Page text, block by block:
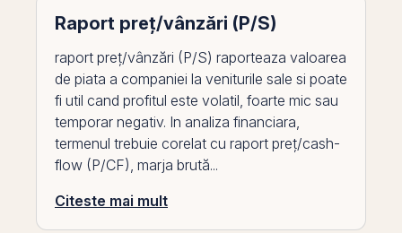
Raport preț/vânzări (P/S)
raport preț/vânzări (P/S) raporteaza valoarea
de piata a companiei la veniturile sale si poate
fi util cand profitul este volatil, foarte mic sau
temporar negativ. In analiza financiara,
termenul trebuie corelat cu raport preț/cash-
flow (P/CF), marja brută...
Citeste mai mult